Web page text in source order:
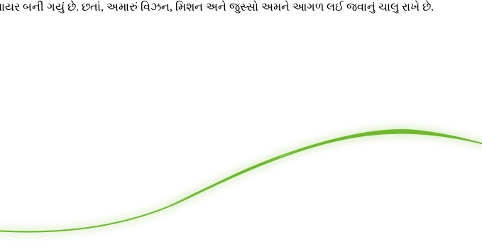
બની ગયું છે. છતાં, અમારું વિઝન, મિશન અને જુસ્સો અમને આગળ લઈ જવાનું ચાલુ રાખે છે.